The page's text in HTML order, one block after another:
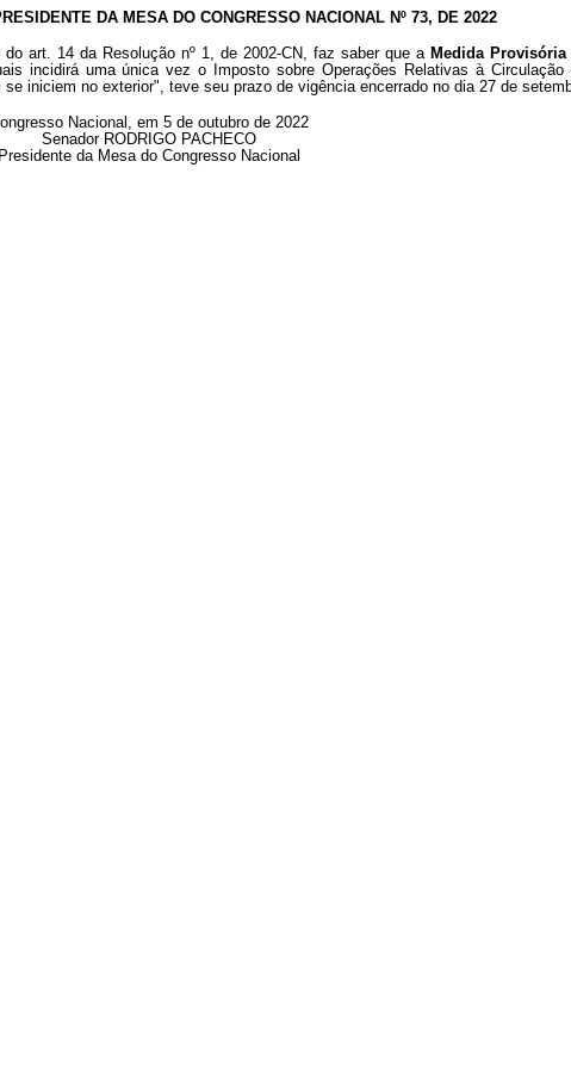
DA MESA DO CONGRESSO NACIONAL Nº 73, DE 2022
art. 14 da Resolução nº 1, de 2002-CN, faz saber que a Medida Provisória
incidirá uma única vez o Imposto sobre Operações Relativas à
iniciem no exterior", teve seu prazo de vigência encerrado no dia 27 de
Nacional, em 5 de outubro de 2022
Senador RODRIGO PACHECO
Presidente da Mesa do Congresso Nacional